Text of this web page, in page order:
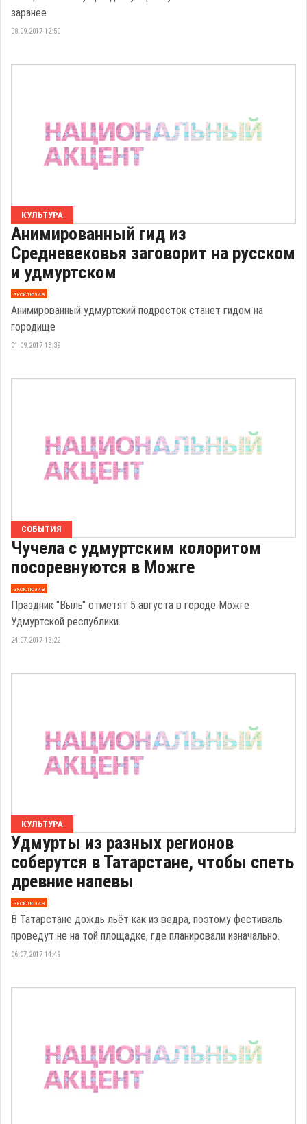
заранее.
08.09.2017 12:50
КУЛЬТУРА
Анимированный гид из
Средневековья заговорит на русском
и удмуртском
эксклюзив
Анимированный удмуртский подросток станет гидом на
городище
01.09.2017 13:39
СОБЫТИЯ
Чучела с удмуртским колоритом
посоревнуются в Можге
эксклюзив
Праздник "Выль" отметят 5 августа в городе Можге
Удмуртской республики.
24.07.2017 13:22
КУЛЬТУРА
Удмурты из разных регионов
соберутся в Татарстане, чтобы спеть
древние напевы
эксклюзив
В Татарстане дождь льёт как из ведра, поэтому фестиваль
проведут не на той площадке, где планировали изначально.
06.07.2017 14:49